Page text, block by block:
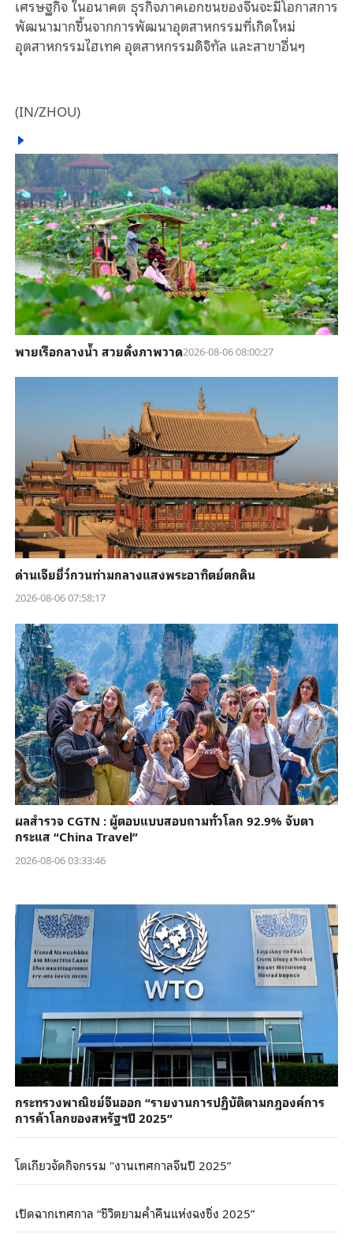
เศรษฐกิจ ในอนาคต ธุรกิจภาคเอกชนของจีนจะมีโอกาสการ
พัฒนามากขึ้นจากการพัฒนาอุตสาหกรรมที่เกิดใหม่
อุตสาหกรรมไฮเทค อุตสาหกรรมดิจิทัล และสาขาอื่นๆ
(IN/ZHOU)
พายเรือกลางน้ำ สวยดั่งภาพวาด2026-08-06 08:00:27
ด่านเจียยี่ว์กวนท่ามกลางแสงพระอาทิตย์ตกดิน
2026-08-06 07:58:17
ผลสำรวจ CGTN : ผู้ตอบแบบสอบถามทั่วโลก 92.9% จับตา
กระแส “China Travel”
2026-08-06 03:33:46
กระทรวงพาณิชย์จีนออก “รายงานการปฏิบัติตามกฎองค์การ
การค้าโลกของสหรัฐฯปี 2025”
โตเกียวจัดกิจกรรม "งานเทศกาลจีนปี 2025”
เปิดฉากเทศกาล “ชีวิตยามค่ำคืนแห่งฉงชิ่ง 2025”